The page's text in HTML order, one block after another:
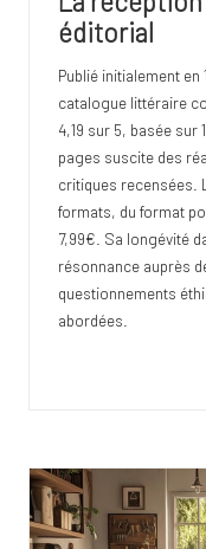
éditorial
Publié initialement en
catalogue littéraire
4,19 sur 5, basée sur
pages suscite des
critiques recensées.
formats, du format
7,99€. Sa longévité
résonnance auprès
questionnements
abordées.